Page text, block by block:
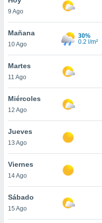
en
más
nuestra
de
cookies
aceptar
9 Ago
Mañana
10 Ago
30%
0.2 l/m²
Martes
11 Ago
Miércoles
12 Ago
Jueves
13 Ago
Viernes
14 Ago
Sábado
15 Ago